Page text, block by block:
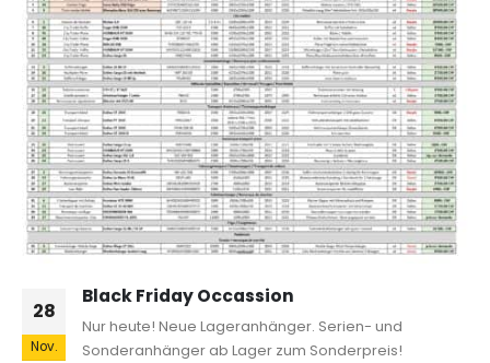
28
Nov.
Black Friday Occassion
Nur heute! Neue Lageranhänger. Serien- und
Sonderanhänger ab Lager zum Sonderpreis!